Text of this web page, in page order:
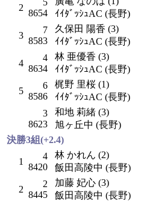
2
8654
ｲｲﾀﾞｯｼｭAC (長野)
3
7
8583
久保田 陽香 (3)
ｲｲﾀﾞｯｼｭAC (長野)
4
4
8634
林 亜優香 (3)
ｲｲﾀﾞｯｼｭAC (長野)
5
6
8586
梶野 里桜 (1)
ｲｲﾀﾞｯｼｭAC (長野)
3
8623
和地 莉緒 (3)
旭ヶ丘中 (長野)
決勝3組(+2.4)
1
4
8420
林 かれん (2)
飯田高陵中 (長野)
2
2
8445
加藤 妃心 (3)
飯田高陵中 (長野)